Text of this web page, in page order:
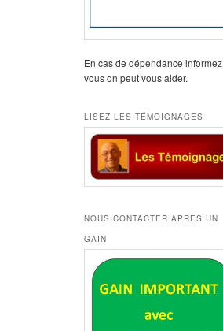
En cas de dépendance informez
vous on peut vous aider.
LISEZ LES TÉMOIGNAGES
NOUS CONTACTER APRÈS UN
GAIN